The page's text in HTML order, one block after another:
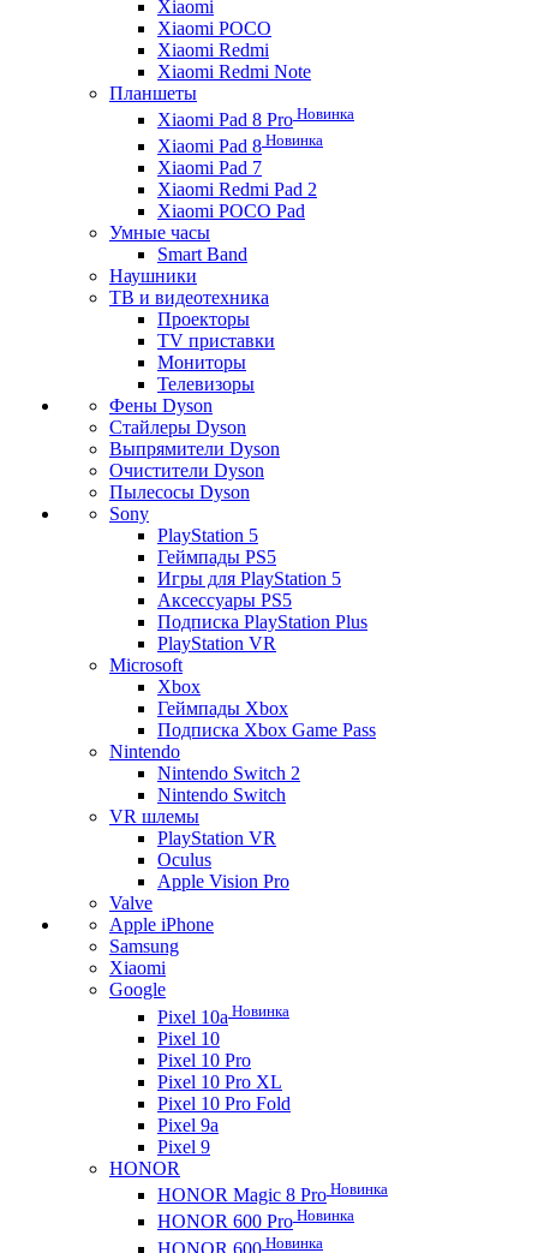
Xiaomi
Xiaomi POCO
Xiaomi Redmi
Xiaomi Redmi Note
Планшеты
Xiaomi Pad 8 Pro Новинка
Xiaomi Pad 8 Новинка
Xiaomi Pad 7
Xiaomi Redmi Pad 2
Xiaomi POCO Pad
Умные часы
Smart Band
Наушники
ТВ и видеотехника
Проекторы
TV приставки
Мониторы
Телевизоры
Фены Dyson
Стайлеры Dyson
Выпрямители Dyson
Очистители Dyson
Пылесосы Dyson
Sony
PlayStation 5
Геймпады PS5
Игры для PlayStation 5
Аксессуары PS5
Подписка PlayStation Plus
PlayStation VR
Microsoft
Xbox
Геймпады Xbox
Подписка Xbox Game Pass
Nintendo
Nintendo Switch 2
Nintendo Switch
VR шлемы
PlayStation VR
Oculus
Apple Vision Pro
Valve
Apple iPhone
Samsung
Xiaomi
Google
Pixel 10a Новинка
Pixel 10
Pixel 10 Pro
Pixel 10 Pro XL
Pixel 10 Pro Fold
Pixel 9a
Pixel 9
HONOR
HONOR Magic 8 Pro Новинка
HONOR 600 Pro Новинка
HONOR 600 Новинка